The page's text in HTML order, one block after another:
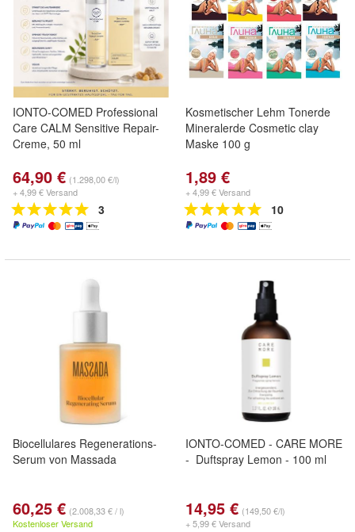
IONTO-COMED Professional
Care CALM Sensitive Repair-
Creme, 50 ml
64,90 € (1.298,00 €/l)
+ 4,99 € Versand
3
Kosmetischer Lehm Tonerde
Mineralerde Cosmetic clay
Maske 100 g
1,89 €
+ 4,99 € Versand
10
Biocellulares Regenerations-
Serum von Massada
60,25 € (2.008,33 € / l)
Kostenloser Versand
IONTO-COMED - CARE MORE
- Duftspray Lemon - 100 ml
14,95 € (149,50 €/l)
+ 5,99 € Versand